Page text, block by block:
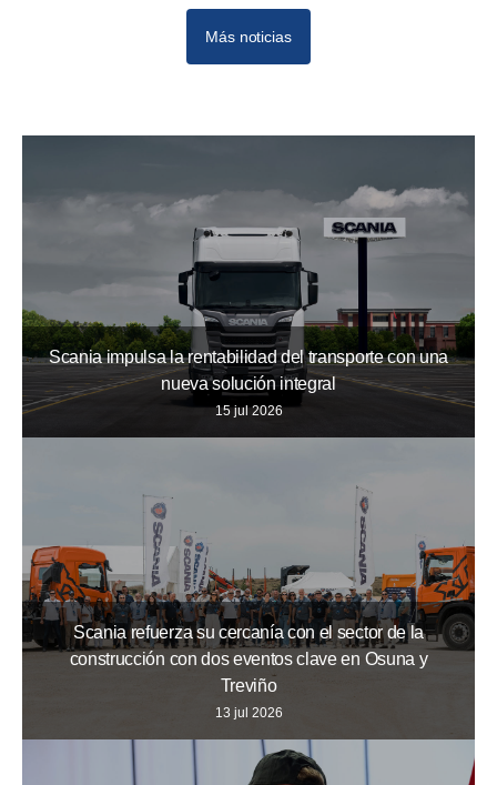
Más noticias
Scania impulsa la rentabilidad del transporte con una
nueva solución integral
15 jul 2026
Scania refuerza su cercanía con el sector de la
construcción con dos eventos clave en Osuna y
Treviño
13 jul 2026